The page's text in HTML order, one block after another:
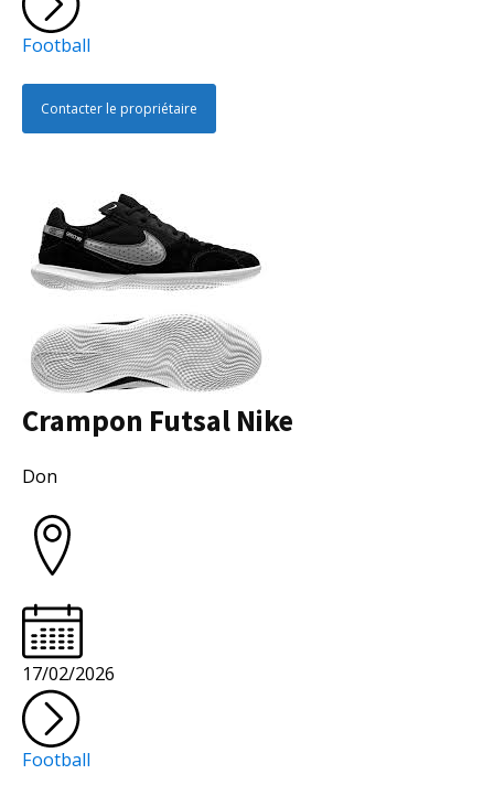
Football
Contacter le propriétaire
Crampon Futsal Nike
Don
17/02/2026
Football